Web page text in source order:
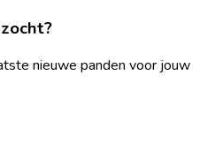
nieuwe panden voor jouw